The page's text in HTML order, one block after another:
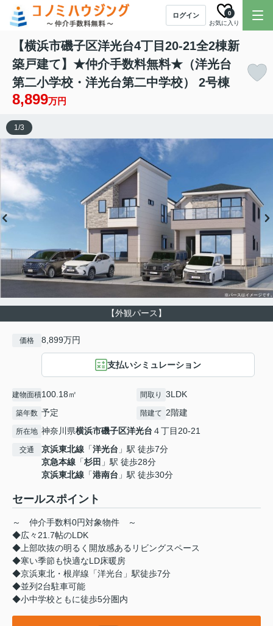
ログイン
お気に入り
0
【横浜市磯子区洋光台4丁目20-21全2棟新
築戸建て】★仲介手数料無料★（洋光台
第二小学校・洋光台第二中学校） 2号棟
8,899万円
【外観パース】
1/3
価格 8,899万円
支払いシミュレーション
建物面積100.18㎡ 間取り 3LDK
築年数 予定 階建て 2階建
所在地 神奈川県横浜市磯子区洋光台 ４丁目20-21
交通 京浜東北線 「洋光台 」駅 徒歩7分
京急本線 「杉田 」駅 徒歩28分
京浜東北線 「港南台 」駅 徒歩30分
セールスポイント
～ 仲介手数料0円対象物件 ～
◆広々21.7帖のLDK
◆上部吹抜の明るく開放感あるリビングスペース
◆寒い季節も快適なLD床暖房
◆京浜東北・根岸線「洋光台」駅徒歩7分
◆並列2台駐車可能
◆小中学校ともに徒歩5分圏内